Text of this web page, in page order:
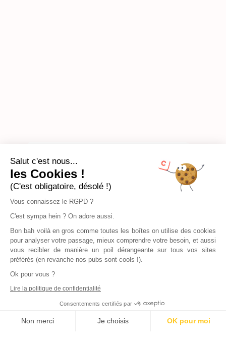
Salut c'est nous...
les Cookies !
(C'est obligatoire, désolé !)
Vous connaissez le RGPD ?
C'est sympa hein ? On adore aussi.
Bon bah voilà en gros comme toutes les boîtes on utilise des cookies
pour analyser votre passage, mieux comprendre votre besoin, et aussi
vous recibler de manière un poil dérangeante sur tous vos sites
préférés (en revanche nos pubs sont cools !).
Ok pour vous ?
Lire la politique de confidentialité
Consentements certifiés par
Non merci Je choisis
OK pour moi